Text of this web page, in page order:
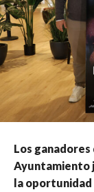
Los
Ayuntamiento
la